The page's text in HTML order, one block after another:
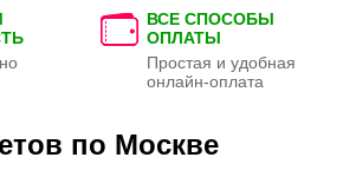
ВСЕ СПОСОБЫ
ОПЛАТЫ
Простая и удобная
онлайн-оплата
по Москве